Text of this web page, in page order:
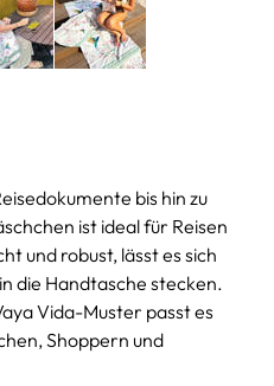
bis hin zu
ist ideal für Reisen
und robust, lässt es sich
die Handtasche stecken.
Vida-Muster passt es
Shoppern und